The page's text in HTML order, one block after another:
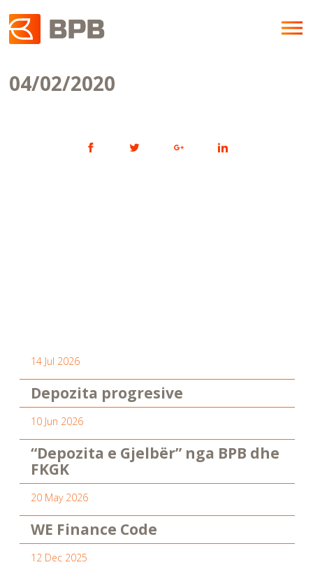
04/02/2020
14 Jul 2026
Depozita progresive
10 Jun 2026
“Depozita e Gjelbër” nga BPB dhe
FKGK
20 May 2026
WE Finance Code
12 Dec 2025